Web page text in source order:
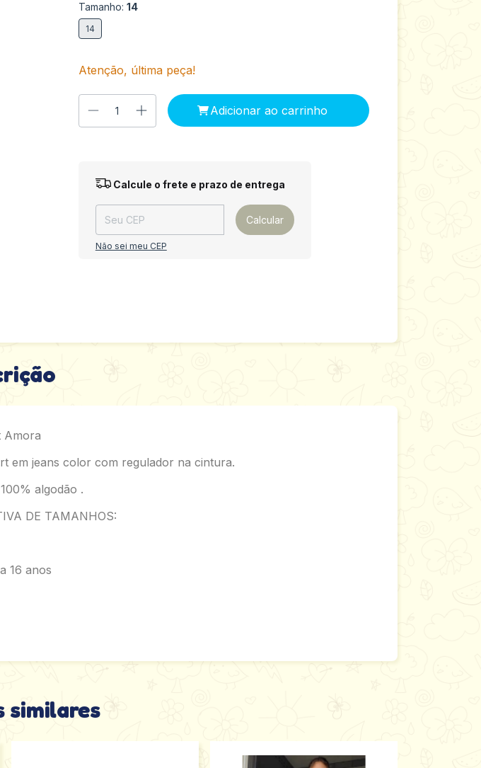
Tamanho: 14
14
Atenção, última peça!
Entregas para o CEP: Alterar CEP
Calcule o frete e prazo de entrega
Calcular
Não sei meu CEP
Amora
em jeans color com regulador na cintura.
algodão .
DE TAMANHOS:
16 anos
similares